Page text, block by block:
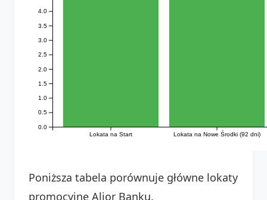
Lokata na Start Lokata na Nowe Środki (92 dni)
0.0
0.5
1.0
1.5
2.0
2.5
3.0
3.5
4.0
Poniższa tabela porównuje główne lokaty
promocyjne Alior Banku.